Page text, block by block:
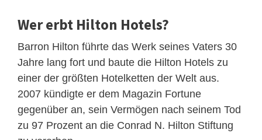
Wer erbt Hilton Hotels?
Barron Hilton führte das Werk seines Vaters 30
Jahre lang fort und baute die Hilton Hotels zu
einer der größten Hotelketten der Welt aus.
2007 kündigte er dem Magazin Fortune
gegenüber an, sein Vermögen nach seinem Tod
zu 97 Prozent an die Conrad N. Hilton Stiftung